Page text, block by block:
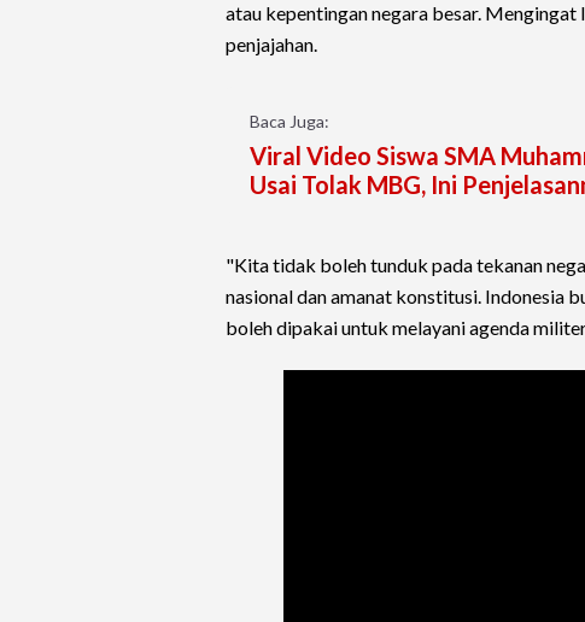
atau kepentingan negara besar.
penjajahan.
Baca Juga:
Viral Video Siswa SMA
Usai Tolak MBG, Ini
"Kita tidak boleh tunduk pada tekanan
nasional dan amanat konstitusi. Indonesia
boleh dipakai untuk melayani agenda